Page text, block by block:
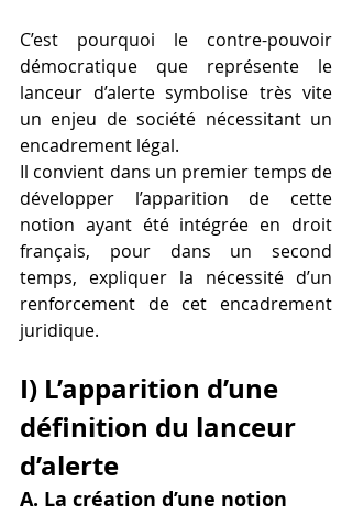
C’est pourquoi le contre-pouvoir
démocratique que représente le
lanceur d’alerte symbolise très vite
un enjeu de société nécessitant un
encadrement légal.
Il convient dans un premier temps de
développer l’apparition de cette
notion ayant été intégrée en droit
français, pour dans un second
temps, expliquer la nécessité d’un
renforcement de cet encadrement
juridique.
I) L’apparition d’une
définition du lanceur
d’alerte
A. La création d’une notion